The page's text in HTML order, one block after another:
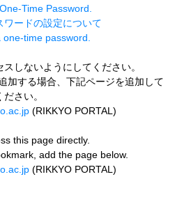
Time Password.
ワードの設定について
time password.
しないようにしてください。
加する場合、下記ページを追加して
ださい。
(RIKKYO PORTAL)
this page directly.
add the page below.
(RIKKYO PORTAL)